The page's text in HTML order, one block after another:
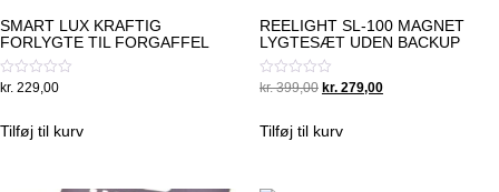
SMART LUX KRAFTIG
FORLYGTE TIL FORGAFFEL
Vurderet
af
5
kr. 229,00
Tilføj til kurv
REELIGHT SL-100 MAGNET
LYGTESÆT UDEN BACKUP
Vurderet
af
5
kr.399,00 Original
kr.279,00Current
Tilføj til kurv